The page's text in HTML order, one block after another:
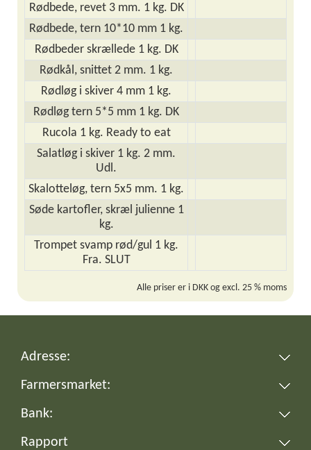
Rødbede, revet 3 mm. 1 kg. DK
Rødbede, tern 10*10 mm 1 kg.
Rødbeder skrællede 1 kg. DK
Rødkål, snittet 2 mm. 1 kg.
Rødløg i skiver 4 mm 1 kg.
Rødløg tern 5*5 mm 1 kg. DK
Rucola 1 kg. Ready to eat
Salatløg i skiver 1 kg. 2 mm.
Udl.
Skalotteløg, tern 5x5 mm. 1 kg.
Søde kartofler, skræl julienne 1
kg.
Trompet svamp rød/gul 1 kg.
Fra. SLUT
Alle priser er i DKK og excl. 25 % moms
Adresse:
Farmersmarket:
Bank:
Rapport